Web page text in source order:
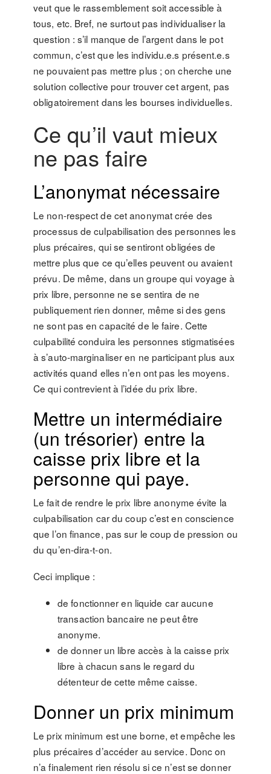
veut que le rassemblement soit accessible à
tous, etc. Bref, ne surtout pas individualiser la
question : s’il manque de l’argent dans le pot
commun, c’est que les individu.e.s présent.e.s
ne pouvaient pas mettre plus ; on cherche une
solution collective pour trouver cet argent, pas
obligatoirement dans les bourses individuelles.
Ce qu’il vaut mieux
ne pas faire
L’anonymat nécessaire
Le non-respect de cet anonymat crée des
processus de culpabilisation des personnes les
plus précaires, qui se sentiront obligées de
mettre plus que ce qu’elles peuvent ou avaient
prévu. De même, dans un groupe qui voyage à
prix libre, personne ne se sentira de ne
publiquement rien donner, même si des gens
ne sont pas en capacité de le faire. Cette
culpabilité conduira les personnes stigmatisées
à s’auto-marginaliser en ne participant plus aux
activités quand elles n’en ont pas les moyens.
Ce qui contrevient à l’idée du prix libre.
Mettre un intermédiaire
(un trésorier) entre la
caisse prix libre et la
personne qui paye.
Le fait de rendre le prix libre anonyme évite la
culpabilisation car du coup c’est en conscience
que l’on finance, pas sur le coup de pression ou
du qu’en-dira-t-on.
Ceci implique :
de fonctionner en liquide car aucune
transaction bancaire ne peut être
anonyme.
de donner un libre accès à la caisse prix
libre à chacun sans le regard du
détenteur de cette même caisse.
Donner un prix minimum
Le prix minimum est une borne, et empêche les
plus précaires d’accéder au service. Donc on
n’a finalement rien résolu si ce n’est se donner